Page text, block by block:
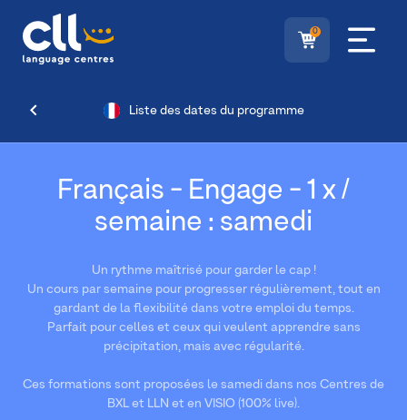
0
Liste des dates du programme
Français - Engage - 1 x /
semaine : samedi
Un rythme maîtrisé pour garder le cap !
Un cours par semaine pour progresser régulièrement, tout en
gardant de la flexibilité dans votre emploi du temps.
Parfait pour celles et ceux qui veulent apprendre sans
précipitation, mais avec régularité.
Ces formations sont proposées le samedi dans nos Centres de
BXL et LLN et en VISIO (100% live).